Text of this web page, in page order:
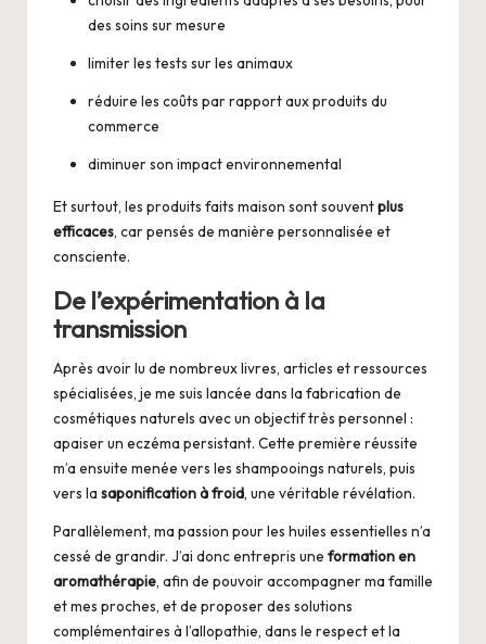
des soins sur mesure
limiter les tests sur les animaux
réduire les coûts par rapport aux produits du
commerce
diminuer son impact environnemental
Et surtout, les produits faits maison sont souventplus
efficaces, car pensés de manière personnalisée et
consciente.
De l’expérimentation à la
transmission
Après avoir lu de nombreux livres, articles et ressources
spécialisées, je me suis lancée dans la fabrication de
cosmétiques naturels avec un objectif très personnel :
apaiser un eczéma persistant. Cette première réussite
m’a ensuite menée vers les shampooings naturels, puis
vers la saponification à froid, une véritable révélation.
Parallèlement, ma passion pour les huiles essentielles n’a
cessé de grandir. J’ai donc entrepris une formation en
aromathérapie, afin de pouvoir accompagner ma famille
et mes proches, et de proposer des solutions
complémentaires à l’allopathie, dans le respect et la